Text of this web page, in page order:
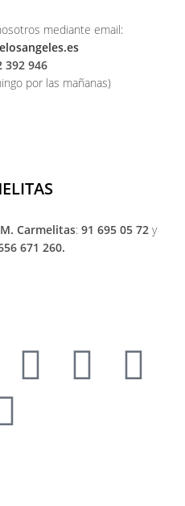
mediante email:
392 946
por las mañanas)
Carmelitas: 91 695 05 72 y
671 260.